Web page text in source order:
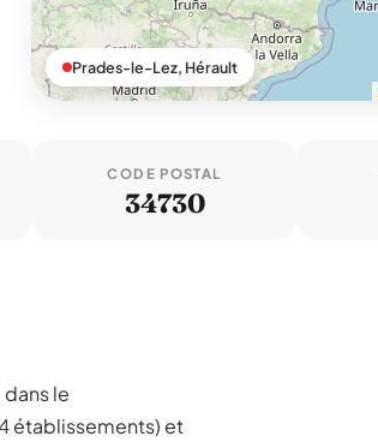
Prades-le-Lez, Hérault
CODE POSTAL
34730
dans le
établissements) et